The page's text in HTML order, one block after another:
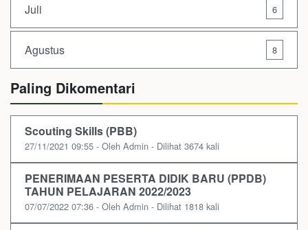
Juli 6
Agustus 8
Paling Dikomentari
Scouting Skills (PBB)
27/11/2021 09:55 - Oleh Admin - Dilihat 3674 kali
PENERIMAAN PESERTA DIDIK BARU (PPDB)
TAHUN PELAJARAN 2022/2023
07/07/2022 07:36 - Oleh Admin - Dilihat 1818 kali